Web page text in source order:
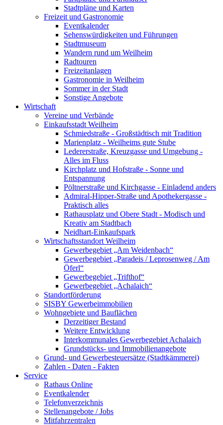
Stadtpläne und Karten
Freizeit und Gastronomie
Eventkalender
Sehenswürdigkeiten und Führungen
Stadtmuseum
Wandern rund um Weilheim
Radtouren
Freizeitanlagen
Gastronomie in Weilheim
Sommer in der Stadt
Sonstige Angebote
Wirtschaft
Vereine und Verbände
Einkaufsstadt Weilheim
Schmiedstraße - Großstädtisch mit Tradition
Marienplatz - Weilheims gute Stube
Ledererstraße, Kreuzgasse und Umgebung -
Alles im Fluss
Kirchplatz und Hofstraße - Sonne und
Entspannung
Pöltnerstraße und Kirchgasse - Einladend anders
Admiral-Hipper-Straße und Apothekergasse -
Praktisch alles
Rathausplatz und Obere Stadt - Modisch und
Kreativ am Stadtbach
Neidhart-Einkaufspark
Wirtschaftsstandort Weilheim
Gewerbegebiet „Am Weidenbach“
Gewerbegebiet „Paradeis / Leprosenweg / Am
Öferl“
Gewerbegebiet „Trifthof“
Gewerbegebiet „Achalaich“
Standortförderung
SISBY Gewerbeimmobilien
Wohngebiete und Bauflächen
Derzeitiger Bestand
Weitere Entwicklung
Interkommunales Gewerbegebiet Achalaich
Grundstücks- und Immobilienangebote
Grund- und Gewerbesteuersätze (Stadtkämmerei)
Zahlen - Daten - Fakten
Service
Rathaus Online
Eventkalender
Telefonverzeichnis
Stellenangebote / Jobs
Mitfahrzentralen